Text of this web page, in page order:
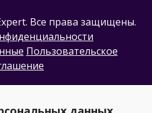
Все права защищены.
Пользовательское